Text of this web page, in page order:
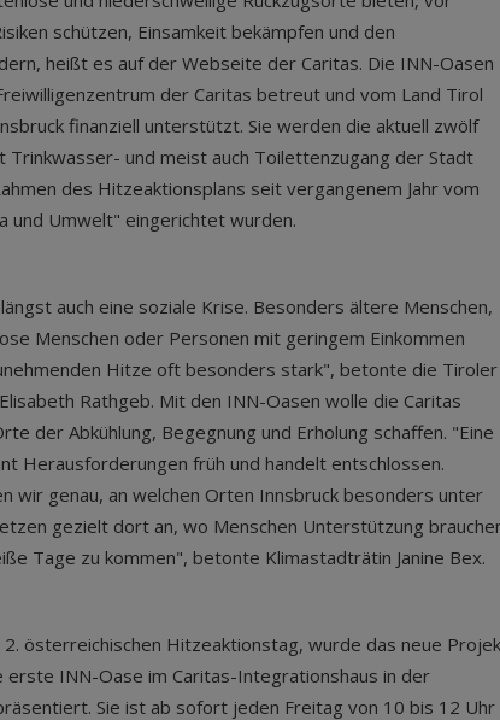
schützen, Einsamkeit bekämpfen und den
heißt es auf der Webseite der Caritas. Die INN-Oasen
der Caritas betreut und vom Land Tirol
finanziell unterstützt. Sie werden die aktuell zwölf
Trinkwasser- und meist auch Toilettenzugang der Stadt
des Hitzeaktionsplans seit vergangenem Jahr vom
und Umwelt" eingerichtet wurden.
auch eine soziale Krise. Besonders ältere Menschen,
Menschen oder Personen mit geringem Einkommen
Hitze oft besonders stark", betonte die Tiroler
Rathgeb. Mit den INN-Oasen wolle die Caritas
der Abkühlung, Begegnung und Erholung schaffen. "Eine
Herausforderungen früh und handelt entschlossen.
wir genau, an welchen Orten Innsbruck besonders unter
gezielt dort an, wo Menschen Unterstützung
Tage zu kommen", betonte Klimastadträtin Janine Bex.
österreichischen Hitzeaktionstag, wurde das neue
INN-Oase im Caritas-Integrationshaus in der
Sie ist ab sofort jeden Freitag von 10 bis 12 Uhr